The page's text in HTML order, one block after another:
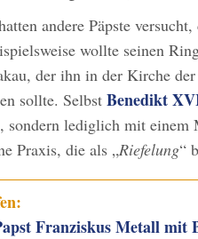
andere Päpste
wollte seinen
der ihn in der Kirche
sollte. Selbst Benedikt
lediglich mit einem
Praxis, die als „Riefelung“
Franziskus Metall mit